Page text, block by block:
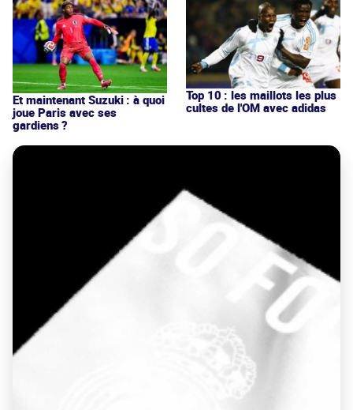
Et maintenant Suzuki : à quoi
joue Paris avec ses
gardiens ?
Top 10 : les maillots les plus
cultes de l'OM avec adidas